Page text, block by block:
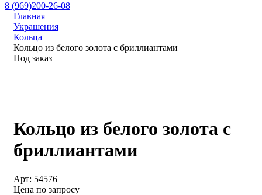
8 (969)200-26-08
Главная
Украшения
Кольца
Кольцо из белого золота с бриллиантами
Под заказ
Кольцо из белого золота с
бриллиантами
Арт: 54576
Цена по запросу